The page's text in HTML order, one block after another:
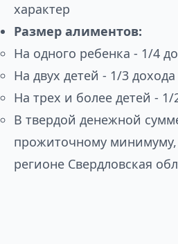
характер
Размер алиментов:
На одного ребенка - 1/4
На двух детей - 1/3 дохода
На трех и более детей - 1/
В твердой денежной
прожиточному минимуму,
регионе Свердловская